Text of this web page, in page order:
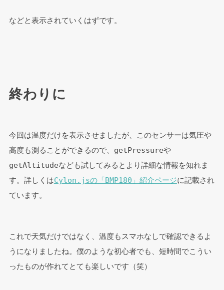
などと表示されていくはずです。
終わりに
今回は温度だけを表示させましたが、このセンサーは気圧や
高度も測ることができるので、getPressureや
getAltitudeなども試してみるとより詳細な情報を知れま
す。詳しくはCylon.jsの「BMP180」紹介ページに記載され
ています。
これで天気だけではなく、温度もスマホなしで確認できるよ
うになりましたね。僕のような初心者でも、短時間でこうい
ったものが作れてとても楽しいです（笑）